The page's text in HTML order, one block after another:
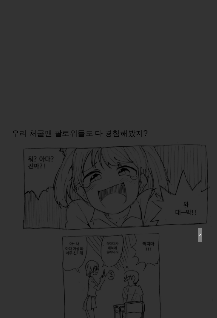
우리 처굴맨 팔로워들도 다 경험해봤지?
✕